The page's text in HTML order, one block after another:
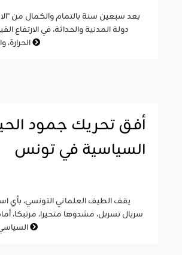
دولة المدنية والحداثة، في الارتفاع
الحرارة،
أفق تحريك جمود
السياسية في تونس
يقف الطيف العلماني التونسي، بأي
سربال تسربل، مشدوها متحيرا، مرتبكا،